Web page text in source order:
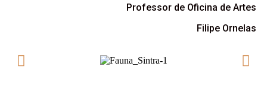
Professor de Oficina de Artes
Filipe Ornelas